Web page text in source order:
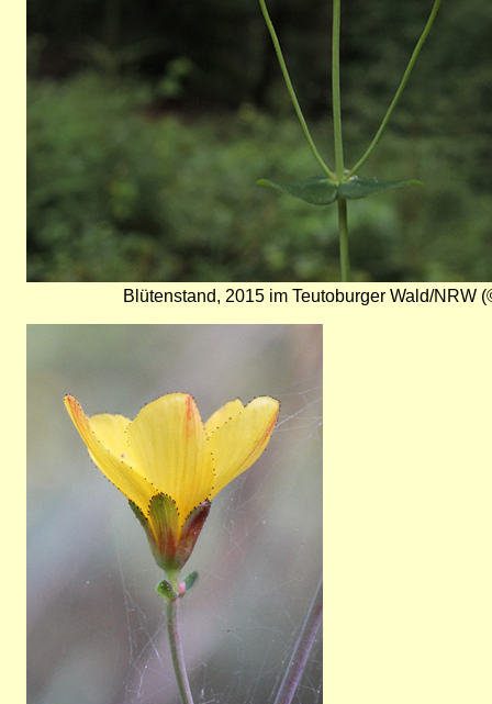
Blütenstand, 2015 im Teutoburger Wald/NRW